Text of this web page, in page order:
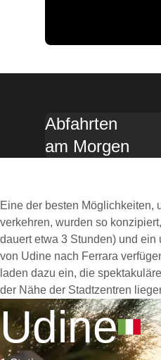
Abfahrten
am Morgen
Eine der besten Möglichkeiten,
verkehren, wurden so
dauert etwa 3 Stunden) und
von Udine nach Ferrara
laden dazu ein, die
der Nähe der Stadtzentren
Udine